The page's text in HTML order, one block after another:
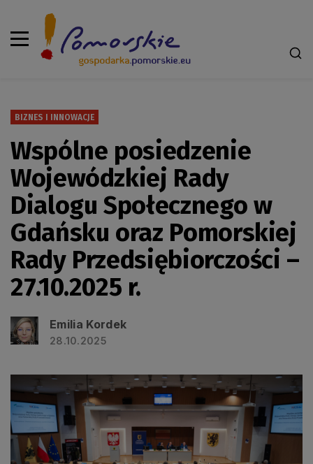
BIZNES I INNOWACJE
Wspólne posiedzenie
Wojewódzkiej Rady
Dialogu Społecznego w
Gdańsku oraz Pomorskiej
Rady Przedsiębiorczości –
27.10.2025 r.
Emilia Kordek
28.10.2025